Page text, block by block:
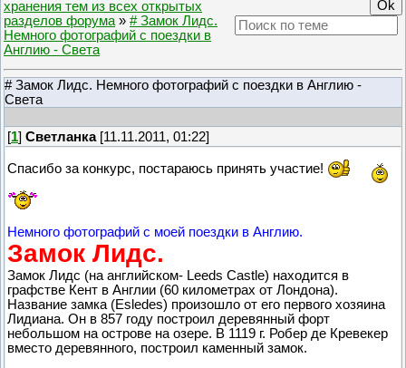
хранения тем из всех открытых
разделов форума » # Замок Лидс.
Немного фотографий с поездки в
Англию - Света
# Замок Лидс. Немного фотографий с поездки в Англию -
Света
[1] Светланка[11.11.2011, 01:22]
Спасибо за конкурс, постараюсь принять участие!
Немного фотографий с моей поездки в Англию.
Замок Лидс.
Замок Лидс (на английском- Leeds Castle) находится в
графстве Кент в Англии (60 километрах от Лондона).
Название замка (Esledes) произошло от его первого хозяина
Лидиана. Он в 857 году построил деревянный форт
небольшом на острове на озере. В 1119 г. Робер де Кревекер
вместо деревянного, построил каменный замок.